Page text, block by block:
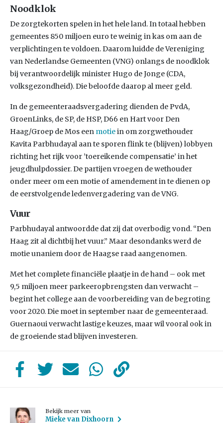
Noodklok
De zorgtekorten spelen in het hele land. In totaal hebben
gemeentes 850 miljoen euro te weinig in kas om aan de
verplichtingen te voldoen. Daarom luidde de Vereniging
van Nederlandse Gemeenten (VNG) onlangs de noodklok
bij verantwoordelijk minister Hugo de Jonge (CDA,
volksgezondheid). Die beloofde daarop al meer geld.
In de gemeenteraadsvergadering dienden de PvdA,
GroenLinks, de SP, de HSP, D66 en Hart voor Den
Haag/Groep de Mos een motiein om zorgwethouder
Kavita Parbhudayal aan te sporen flink te (blijven) lobbyen
richting het rijk voor ’toereikende compensatie’ in het
jeugdhulpdossier. De partijen vroegen de wethouder
onder meer om een motie of amendement in te dienen op
de eerstvolgende ledenvergadering van de VNG.
Vuur
Parbhudayal antwoordde dat zij dat overbodig vond. “Den
Haag zit al dichtbij het vuur.” Maar desondanks werd de
motie unaniem door de Haagse raad aangenomen.
Met het complete financiële plaatje in de hand – ook met
9,5 miljoen meer parkeeropbrengsten dan verwacht –
begint het college aan de voorbereiding van de begroting
voor 2020. Die moet in september naar de gemeenteraad.
Guernaoui verwacht lastige keuzes, maar wil vooral ook in
de groeiende stad blijven investeren.
Bekijk meer van
Mieke van Dixhoorn